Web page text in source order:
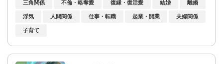
三角関係 不倫・略奪愛 復縁・復活愛 結婚 離婚
浮気 人間関係 仕事・転職 起業・開業 夫婦関係
子育て